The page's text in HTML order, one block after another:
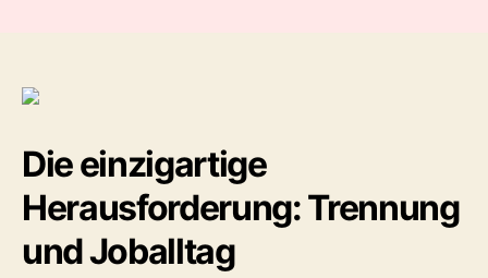
Trennung
am
Die einzigartige
Herausforderung: Trennung
und Joballtag